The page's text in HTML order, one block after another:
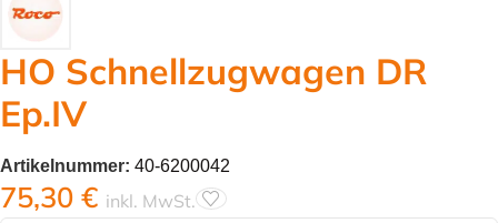
HO Schnellzugwagen DR
Ep.IV
Artikelnummer: 40-6200042
75,30 € inkl. MwSt.